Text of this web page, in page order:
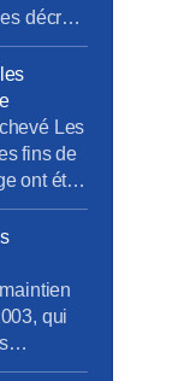
décrets
La
à un
être
Les
fins de
ont été
après
de
La
de se
qui